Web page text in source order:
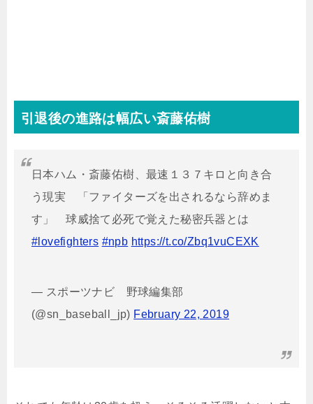
引退後の進路は幅広い斎藤佑樹
日本ハム・斎藤佑樹、最速１３７キロと向き合
う現実 「ファイターズを出されるなら辞めま
す」 球威捨て必死で覚えた秘密兵器とは
#lovefighters #npb https://t.co/Zbq1vuCEXK
— スポーツナビ 野球編集部
(@sn_baseball_jp) February 22, 2019